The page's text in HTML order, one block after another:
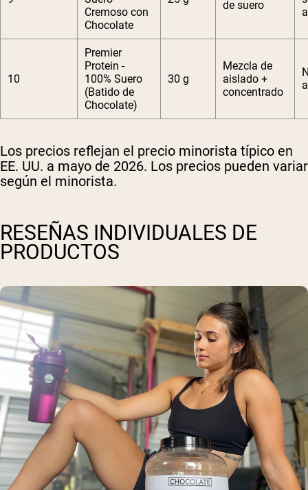
Cremoso con
Chocolate
de suero
10
Premier
Protein -
100% Suero
(Batido de
Chocolate)
30 g
Mezcla de
aislado +
concentrado
Los precios reflejan el precio minorista típico en
EE. UU. a mayo de 2026. Los precios pueden variar
según el minorista.
RESEÑAS INDIVIDUALES DE
PRODUCTOS